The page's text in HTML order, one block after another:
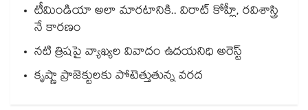
టీమిండియా అలా మారటానికి.. విరాట్ కోహ్లీ, రవిశాస్త్రి
నే కారణం
నటి త్రిషపై వ్యాఖ్యల వివాదం ఉదయనిధి అరెస్ట్
కృష్ణా ప్రాజెక్టులకు పోటెత్తుతున్న వరద